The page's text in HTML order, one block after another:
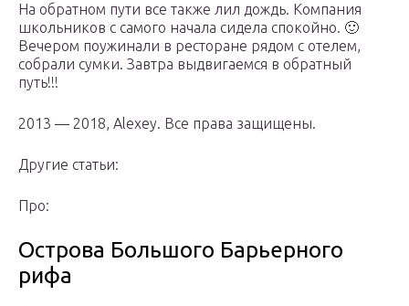
На обратном пути все также лил дождь. Компания
школьников с самого начала сидела спокойно. 🙂
Вечером поужинали в ресторане рядом с отелем,
собрали сумки. Завтра выдвигаемся в обратный
путь!!!
2013 — 2018, Alexey. Все права защищены.
Другие статьи:
Про:
Острова Большого Барьерного
рифа